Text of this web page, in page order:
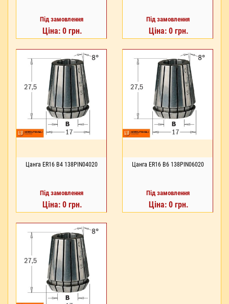
Під замовлення
Ціна: 0 грн.
Під замовлення
Ціна: 0 грн.
Цанга ER16 В4 138PIN04020
Під замовлення
Ціна: 0 грн.
Цанга ER16 В6 138PIN06020
Під замовлення
Ціна: 0 грн.